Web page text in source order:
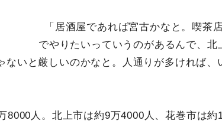
「居酒屋であれば宮古かなと。喫茶
でやりたいっていうのがあるんで、北
ないと厳しいのかなと。人通りが多ければ、
8000人。北上市は約9万4000人、花巻市は約